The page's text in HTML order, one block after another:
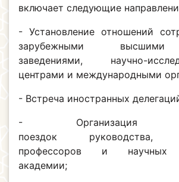
включает следующие
- Установление отношений
зарубежными высшими
заведениями, научно-
центрами и международными
- Встреча иностранных
- Организация
поездок руководства,
профессоров и научных
академии;